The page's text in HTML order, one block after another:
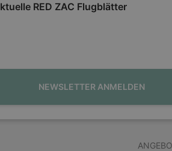
RED ZAC Flugblätter
NEWSLETTER ANMELDEN